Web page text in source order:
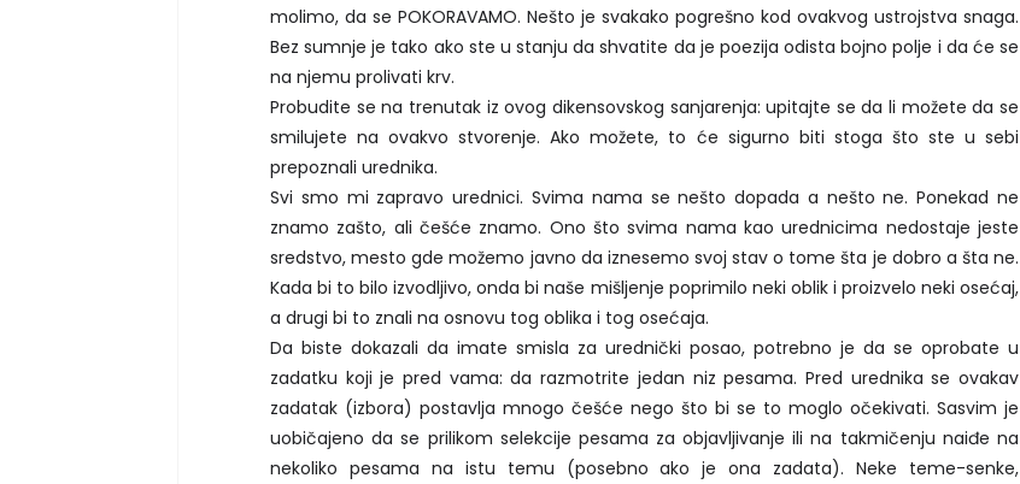
molimo, da se POKORAVAMO. Nešto je svakako pogrešno kod ovakvog ustrojstva snaga.
Bez sumnje je tako ako ste u stanju da shvatite da je poezija odista bojno polje i da će se
na njemu prolivati krv.
Probudite se na trenutak iz ovog dikensovskog sanjarenja: upitajte se da li možete da se
smilujete na ovakvo stvorenje. Ako možete, to će sigurno biti stoga što ste u sebi
prepoznali urednika.
Svi smo mi zapravo urednici. Svima nama se nešto dopada a nešto ne. Ponekad ne
znamo zašto, ali češće znamo. Ono što svima nama kao urednicima nedostaje jeste
sredstvo, mesto gde možemo javno da iznesemo svoj stav o tome šta je dobro a šta ne.
Kada bi to bilo izvodljivo, onda bi naše mišljenje poprimilo neki oblik i proizvelo neki osećaj,
a drugi bi to znali na osnovu tog oblika i tog osećaja.
Da biste dokazali da imate smisla za urednički posao, potrebno je da se oprobate u
zadatku koji je pred vama: da razmotrite jedan niz pesama. Pred urednika se ovakav
zadatak (izbora) postavlja mnogo češće nego što bi se to moglo očekivati. Sasvim je
uobičajeno da se prilikom selekcije pesama za objavljivanje ili na takmičenju naiđe na
nekoliko pesama na istu temu (posebno ako je ona zadata). Neke teme-senke,